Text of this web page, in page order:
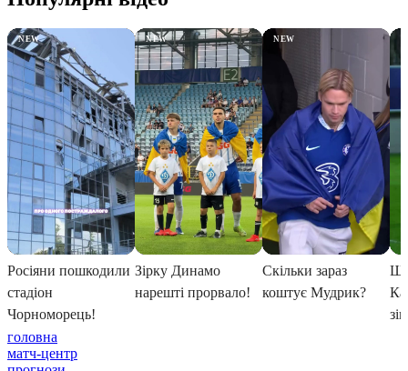
головна
матч-центр